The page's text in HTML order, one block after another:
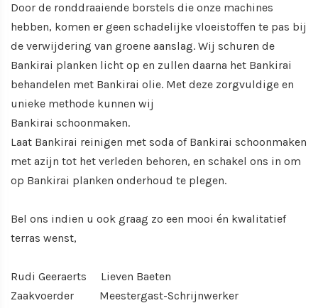
Door de ronddraaiende borstels die onze machines
hebben, komen er geen schadelijke vloeistoffen te pas bij
de verwijdering van groene aanslag. Wij schuren de
Bankirai planken licht op en zullen daarna het Bankirai
behandelen met Bankirai olie. Met deze zorgvuldige en
unieke methode kunnen wij
Bankirai schoonmaken.
Laat Bankirai reinigen met soda of Bankirai schoonmaken
met azijn tot het verleden behoren, en schakel ons in om
op Bankirai planken onderhoud te plegen.
Bel ons indien u ook graag zo een mooi én kwalitatief
terras wenst,
Rudi Geeraerts Lieven Baeten
Zaakvoerder Meestergast-Schrijnwerker